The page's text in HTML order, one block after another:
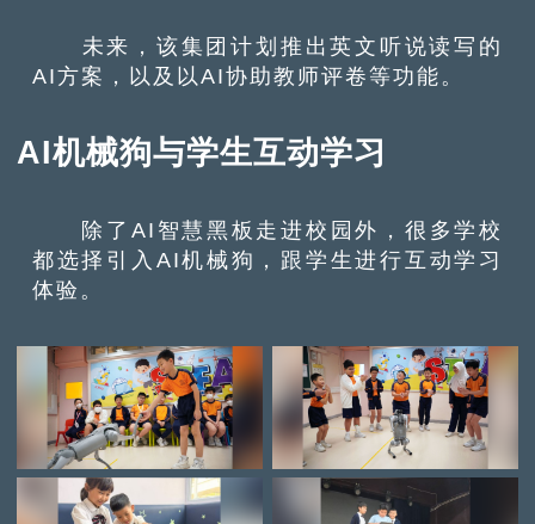
未来，该集团计划推出英文听说读写的
AI方案，以及以AI协助教师评卷等功能。
AI机械狗与学生互动学习
除了AI智慧黑板走进校园外，很多学校
都选择引入AI机械狗，跟学生进行互动学习
体验。